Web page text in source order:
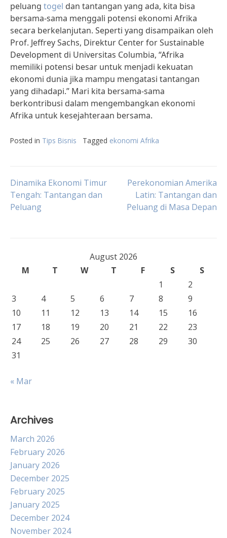
peluang togel dan tantangan yang ada, kita bisa
bersama-sama menggali potensi ekonomi Afrika
secara berkelanjutan. Seperti yang disampaikan oleh
Prof. Jeffrey Sachs, Direktur Center for Sustainable
Development di Universitas Columbia, “Afrika
memiliki potensi besar untuk menjadi kekuatan
ekonomi dunia jika mampu mengatasi tantangan
yang dihadapi.” Mari kita bersama-sama
berkontribusi dalam mengembangkan ekonomi
Afrika untuk kesejahteraan bersama.
Posted in Tips Bisnis Tagged ekonomi Afrika
Post
navigation
Dinamika Ekonomi Timur
Tengah: Tantangan dan
Peluang
Perekonomian Amerika
Latin: Tantangan dan
Peluang di Masa Depan
August 2026
M
T W T F S
S
1
2
3
4 5 6 7 8
9
10
11 12 13 14 15
16
17
18 19 20 21 22
23
24
25 26 27 28 29
30
31
« Mar
Archives
March 2026
February 2026
January 2026
December 2025
February 2025
January 2025
December 2024
November 2024